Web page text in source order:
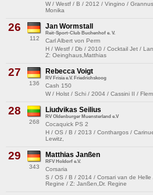
W / Westf / B / 2012 / Vingino /
Monika
26
112
Jan Wormstall
Reit-Sport-Club Buchenhof e. V.
Carl Albert von Perm
H / Westf / Db / 2010 / Cocktail Jet /
Z: Oeinghaus,Matthias
27
136
Rebecca Voigt
RV Frisia e.V. Friedrichskoog
Cash 150
W / Holst / Schi / 2004 / Cassini II /
28
268
Liudvikas Seilius
RV Oldenburger Muensterland e.V
Cocaquick PS 2
H / OS / B / 2013 / Conthargos /
Lewitz,
29
343
Matthias Janßen
RFV Holdorf e.V.
Corsaria
S / OS / B / 2014 / Corsari van de Helle
Regine / Z: Janßen,Dr. Regine